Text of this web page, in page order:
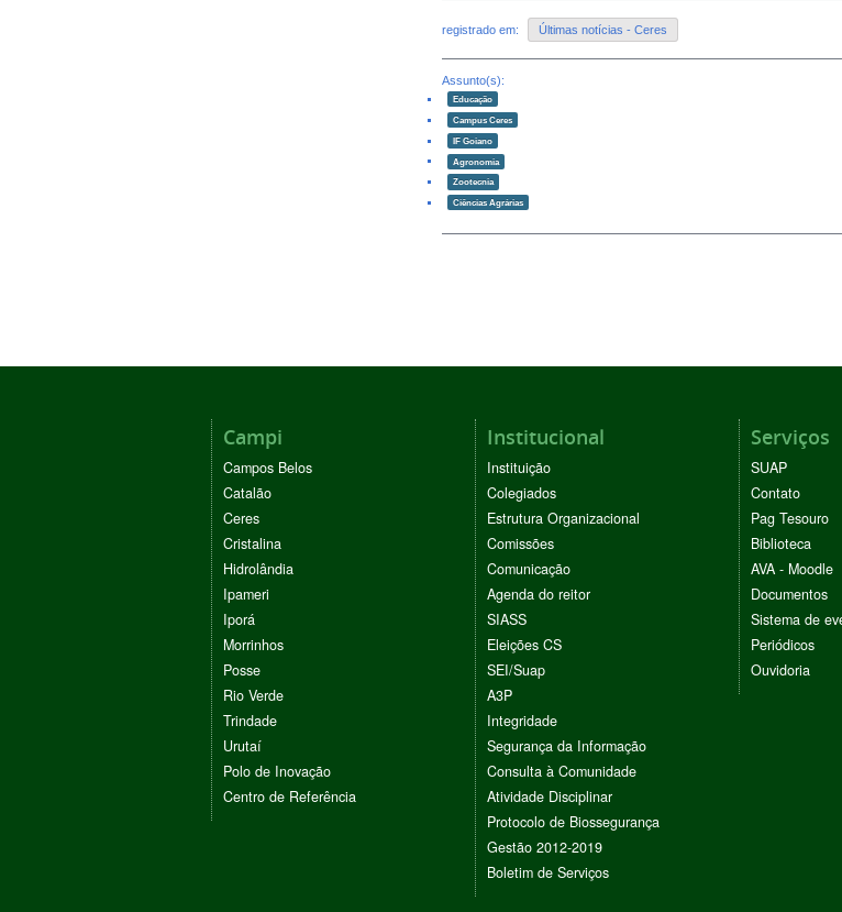
registrado em: Últimas notícias - Ceres
Assunto(s):
Educação
Campus Ceres
IF Goiano
Agronomia
Zootecnia
Ciências Agrárias
Campi
Campos Belos
Catalão
Ceres
Cristalina
Hidrolândia
Ipameri
Iporá
Morrinhos
Posse
Rio Verde
Trindade
Urutaí
Polo de Inovação
Centro de Referência
Institucional
Instituição
Colegiados
Estrutura Organizacional
Comissões
Comunicação
Agenda do reitor
SIASS
Eleições CS
SEI/Suap
A3P
Integridade
Segurança da Informação
Consulta à Comunidade
Atividade Disciplinar
Protocolo de Biossegurança
Gestão 2012-2019
Boletim de Serviços
Serviços
SUAP
Contato
Pag Tesouro
Biblioteca
AVA - Moodle
Documentos
Sistema de
Periódicos
Ouvidoria